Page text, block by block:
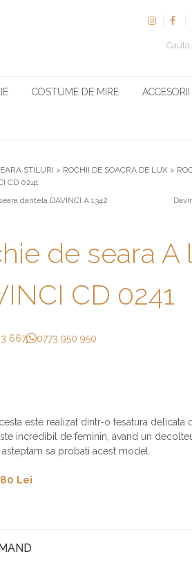
COSTUME DE MIRE ACCESORII
STILURI > ROCHII DE SOACRA DE LUX >
CD 0241
dantela DAVINCI A 1342
de seara A
CD 0241
667 0773 950 950
este realizat dintr-o tesatura delicata
incredibil de feminin, avand un
sa probati acest model.
Lei